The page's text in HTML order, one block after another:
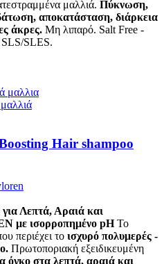
μαλλιά. Πύκνωση,
αποκατάσταση, διάρκεια
άκρες. Μη λιπαρό. Salt Free -
SLS/SLES.
Hair shampoo
Λεπτά, Αραιά και
με ισορροπημένο pHΤο
περιέχει το ισχυρό πολυμερές -
Πρωτοποριακή εξειδικευμένη
όγκο στα λεπτά, αραιά και